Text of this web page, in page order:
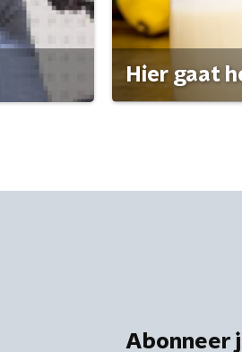
Hier gaat
Abonneer